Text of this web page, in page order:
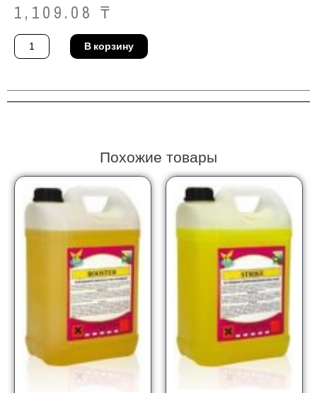
1,109.08 ₸
Количество
товара
Средство
0.75
l
В корзину
Похожие товары